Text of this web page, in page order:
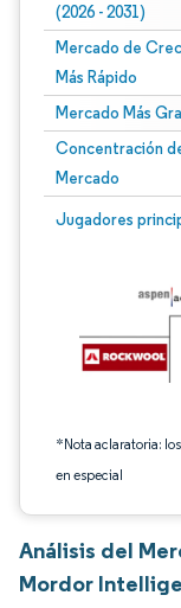
(2026 - 2031)
Mercado de
Más Rápido
Mercado Más
Concentración
Mercado
Jugadores
*Nota aclaratoria:
en especial
Imagen © Mordor
Análisis del
Mordor